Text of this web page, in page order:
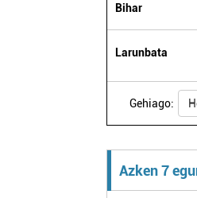
Bihar
Larunbata
Gehiago:
Azken 7